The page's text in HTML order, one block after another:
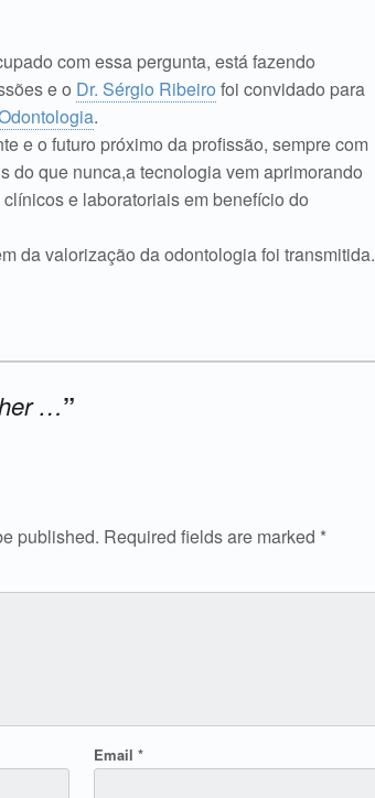
com essa pergunta, está fazendo
e o Dr. Sérgio Ribeiro foi convidado para
.
e o futuro próximo da profissão, sempre com
do que nunca,a tecnologia vem aprimorando
e laboratoriais em benefício do
da valorização da odontologia foi transmitida.
…”
published. Required fields are marked *
Email*